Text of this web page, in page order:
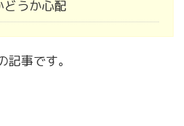
どうか心配
事です。